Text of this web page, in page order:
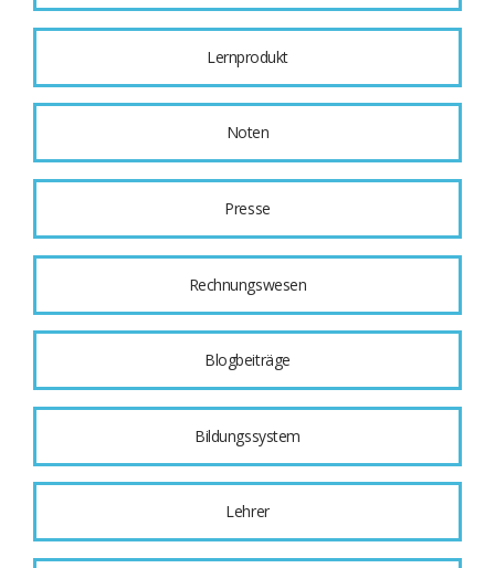
Lernprodukt
Noten
Presse
Rechnungswesen
Blogbeiträge
Bildungssystem
Lehrer